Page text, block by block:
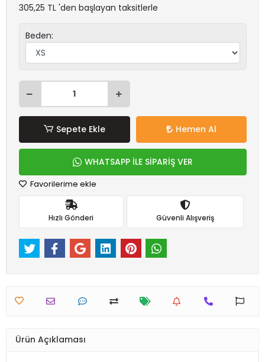
305,25 TL 'den başlayan taksitlerle
Beden:
Sepete Ekle Hemen Al
WHATSAPP İLE SİPARİŞ VER
Favorilerime ekle
Hızlı Gönderi Güvenli Alışveriş
Ürün Açıklaması